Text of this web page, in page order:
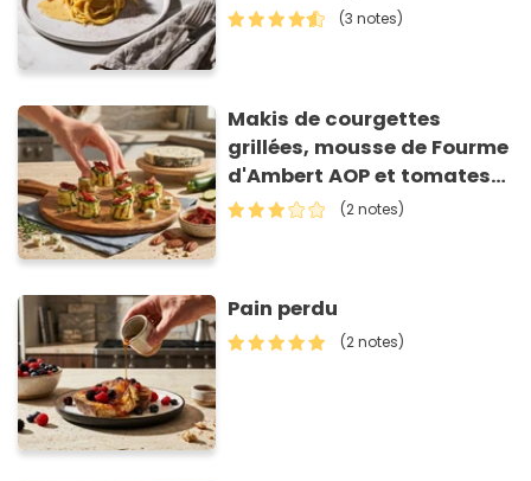
(3 notes)
Makis de courgettes
grillées, mousse de Fourme
d'Ambert AOP et tomates
séchées
(2 notes)
Pain perdu
(2 notes)